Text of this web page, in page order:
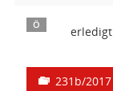
Ö erledigt
231b/2017